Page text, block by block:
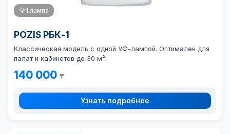
💡1 лампа
POZIS РБК-1
Классическая модель с одной УФ-лампой. Оптимален для
палат и кабинетов до 30 м².
140 000 ₸
Узнать подробнее